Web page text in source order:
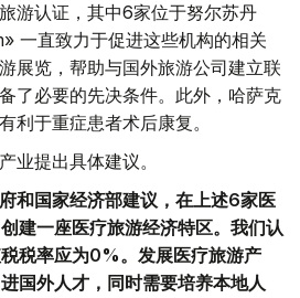
游认证，其中6家位于努尔苏丹
一直致力于促进这些机构的相关
展览，帮助与国外旅游公司建立联
了必要的先决条件。此外，哈萨克
利于重症患者术后康复。
业提出具体建议。
和国家经济部建议，在上述6家医
建一座医疗旅游经济特区。我们认
税率应为0%。发展医疗旅游产
国外人才，同时需要培养本地人